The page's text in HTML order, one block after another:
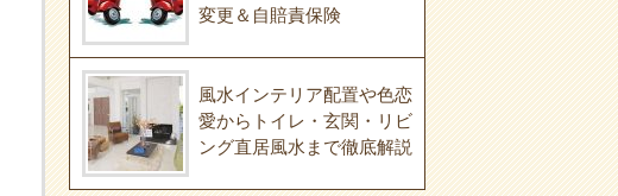
変更＆自賠責保険
風水インテリア配置や色恋
愛からトイレ・玄関・リビ
ング直居風水まで徹底解説